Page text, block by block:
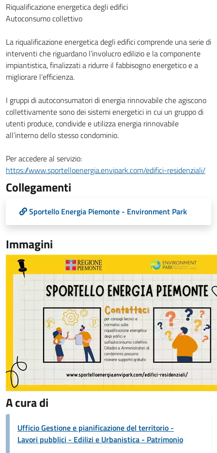
Riqualificazione energetica degli edifici
Autoconsumo collettivo
La riqualificazione energetica degli edifici comprende una serie di
interventi che riguardano l’involucro edilizio e la componente
impiantistica, finalizzati a ridurre il fabbisogno energetico e a
migliorare l’efficienza.
I gruppi di autoconsumatori di energia rinnovabile che agiscono
collettivamente sono dei sistemi energetici in cui un gruppo di
utenti produce, condivide e utilizza energia rinnovabile
all’interno dello stesso condominio.
Per accedere al servizio:
https://www.sportelloenergia.envipark.com/edifici-residenziali/
Collegamenti
Sportello Energia Piemonte - Environment Park
Immagini
A cura di
Ufficio Gestione e pianificazione del territorio -
Lavori pubblici - Edilizi e Urbanistica - Patrimonio